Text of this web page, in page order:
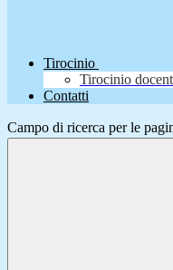
Tirocinio
Tirocinio
Contatti
Campo di ricerca per le